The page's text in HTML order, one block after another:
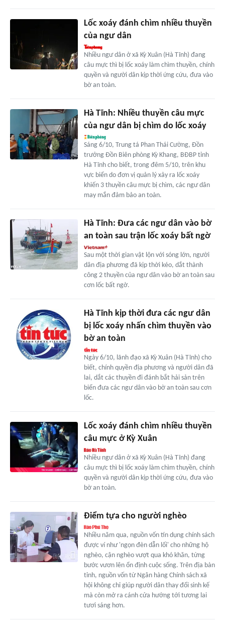
Lốc xoáy đánh chìm nhiều thuyền
của ngư dân
Nhiều ngư dân ở xã Kỳ Xuân (Hà Tĩnh) đang
câu mực thì bị lốc xoáy làm chìm thuyền, chính
quyền và người dân kịp thời ứng cứu, đưa vào
bờ an toàn.
Hà Tĩnh: Nhiều thuyền câu mực
của ngư dân bị chìm do lốc xoáy
Sáng 6/10, Trung tá Phan Thái Cường, Đồn
trưởng Đồn Biên phòng Kỳ Khang, BĐBP tỉnh
Hà Tĩnh cho biết, trong đêm 5/10, trên khu
vực biển do đơn vị quản lý xảy ra lốc xoáy
khiến 3 thuyền câu mực bị chìm, các ngư dân
may mắn đảm bảo an toàn.
Hà Tĩnh: Đưa các ngư dân vào bờ
an toàn sau trận lốc xoáy bất ngờ
Sau một thời gian vật lộn với sóng lớn, người
dân địa phương đã kịp thời kéo, dắt thành
công 2 thuyền của ngư dân vào bờ an toàn sau
cơn lốc bất ngờ.
Hà Tĩnh kịp thời đưa các ngư dân
bị lốc xoáy nhấn chìm thuyền vào
bờ an toàn
Ngày 6/10, lãnh đạo xã Kỳ Xuân (Hà Tĩnh) cho
biết, chính quyền địa phương và người dân đã
lai, dắt các thuyền đi đánh bắt hải sản trên
biển đưa các ngư dân vào bờ an toàn sau cơn
lốc.
Lốc xoáy đánh chìm nhiều thuyền
câu mực ở Kỳ Xuân
Nhiều ngư dân ở xã Kỳ Xuân (Hà Tĩnh) đang
câu mực thì bị lốc xoáy làm chìm thuyền, chính
quyền và người dân kịp thời ứng cứu, đưa vào
bờ an toàn.
Điểm tựa cho người nghèo
Nhiều năm qua, nguồn vốn tín dụng chính sách
được ví như 'ngọn đèn dẫn lối' cho những hộ
nghèo, cận nghèo vượt qua khó khăn, từng
bước vươn lên ổn định cuộc sống. Trên địa bàn
tỉnh, nguồn vốn từ Ngân hàng Chính sách xã
hội không chỉ giúp người dân thay đổi sinh kế
mà còn mở ra cánh cửa hướng tới tương lai
tươi sáng hơn.